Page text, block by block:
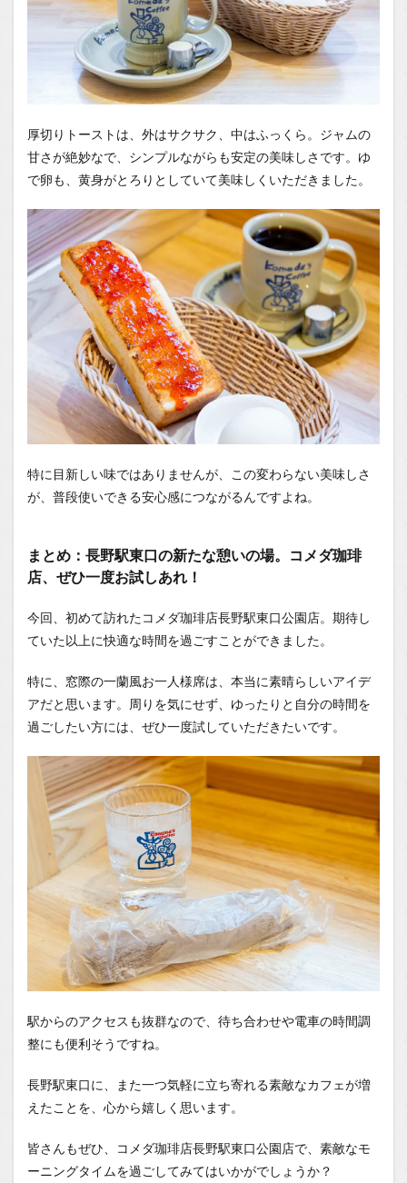
厚切りトーストは、外はサクサク、中はふっくら。ジャムの
甘さが絶妙なで、シンプルながらも安定の美味しさです。ゆ
で卵も、黄身がとろりとしていて美味しくいただきました。
特に目新しい味ではありませんが、この変わらない美味しさ
が、普段使いできる安心感につながるんですよね。
まとめ：長野駅東口の新たな憩いの場。コメダ珈琲
店、ぜひ一度お試しあれ！
今回、初めて訪れたコメダ珈琲店長野駅東口公園店。期待し
ていた以上に快適な時間を過ごすことができました。
特に、窓際の一蘭風お一人様席は、本当に素晴らしいアイデ
アだと思います。周りを気にせず、ゆったりと自分の時間を
過ごしたい方には、ぜひ一度試していただきたいです。
駅からのアクセスも抜群なので、待ち合わせや電車の時間調
整にも便利そうですね。
長野駅東口に、また一つ気軽に立ち寄れる素敵なカフェが増
えたことを、心から嬉しく思います。
皆さんもぜひ、コメダ珈琲店長野駅東口公園店で、素敵なモ
ーニングタイムを過ごしてみてはいかがでしょうか？